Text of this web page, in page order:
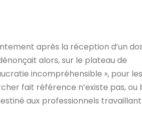
après la réception d’un
alors, sur le plateau de
incompréhensible », pour les
fait référence n’existe pas, ou
aux professionnels travaillant